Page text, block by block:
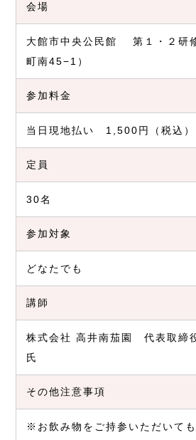
会場
大館市中央公民館 第１・２研
町南45−1）
参加料金
当日現地払い 1,500円（税込
定員
30名
参加対象
どなたでも
講師
株式会社 高井南茄園 代表取締
氏
その他注意事項
※お飲み物をご持参いただいても